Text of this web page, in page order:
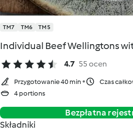
TM7 TM6 TM5
Individual Beef Wellingtons
4.7 55 ocen
Przygotowanie 40 min
Czas
4 portions
Bezpłatna
Składniki